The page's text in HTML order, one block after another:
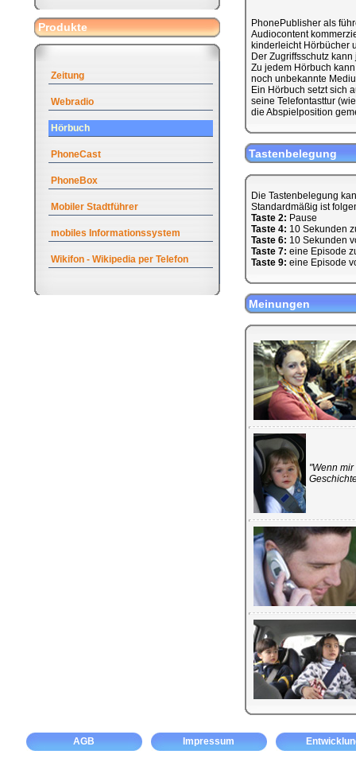
Produkte
Zeitung
Webradio
Hörbuch
PhoneCast
PhoneBox
Mobiler Stadtführer
mobiles Informationssystem
Wikifon - Wikipedia per Telefon
PhonePublisher als
Audiocontent
kinderleicht Hörbücher
Der Zugriffsschutz
Zu jedem Hörbuch
noch unbekannte
Ein Hörbuch setzt sich
seine Telefontasttur
die Abspielposition
Tastenbelegung
Die Tastenbelegung
Standardmäßig ist
Taste 2: Pause
Taste 4: 10 Sekunden
Taste 6: 10 Sekunden
Taste 7: eine Episode
Taste 9: eine Episode
Meinungen
"Wenn
AGB Impressum